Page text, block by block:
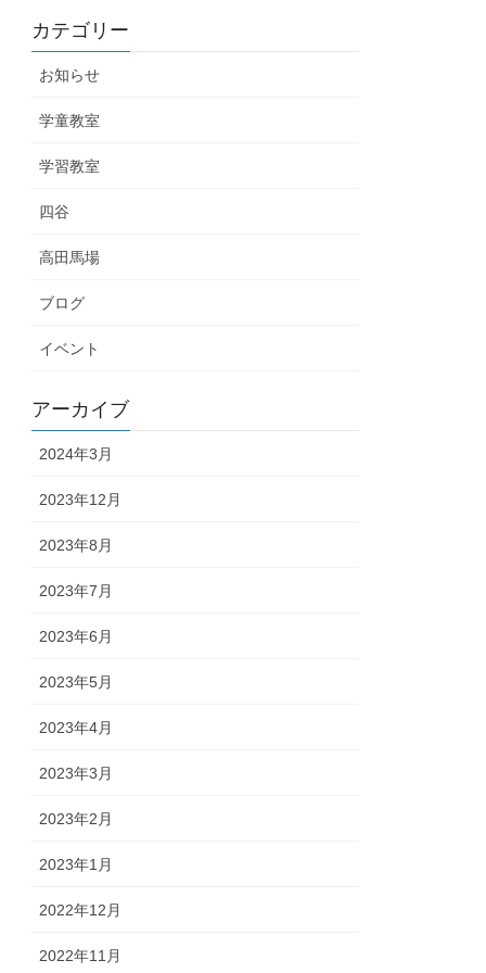
カテゴリー
お知らせ
学童教室
学習教室
四谷
高田馬場
ブログ
イベント
アーカイブ
2024年3月
2023年12月
2023年8月
2023年7月
2023年6月
2023年5月
2023年4月
2023年3月
2023年2月
2023年1月
2022年12月
2022年11月